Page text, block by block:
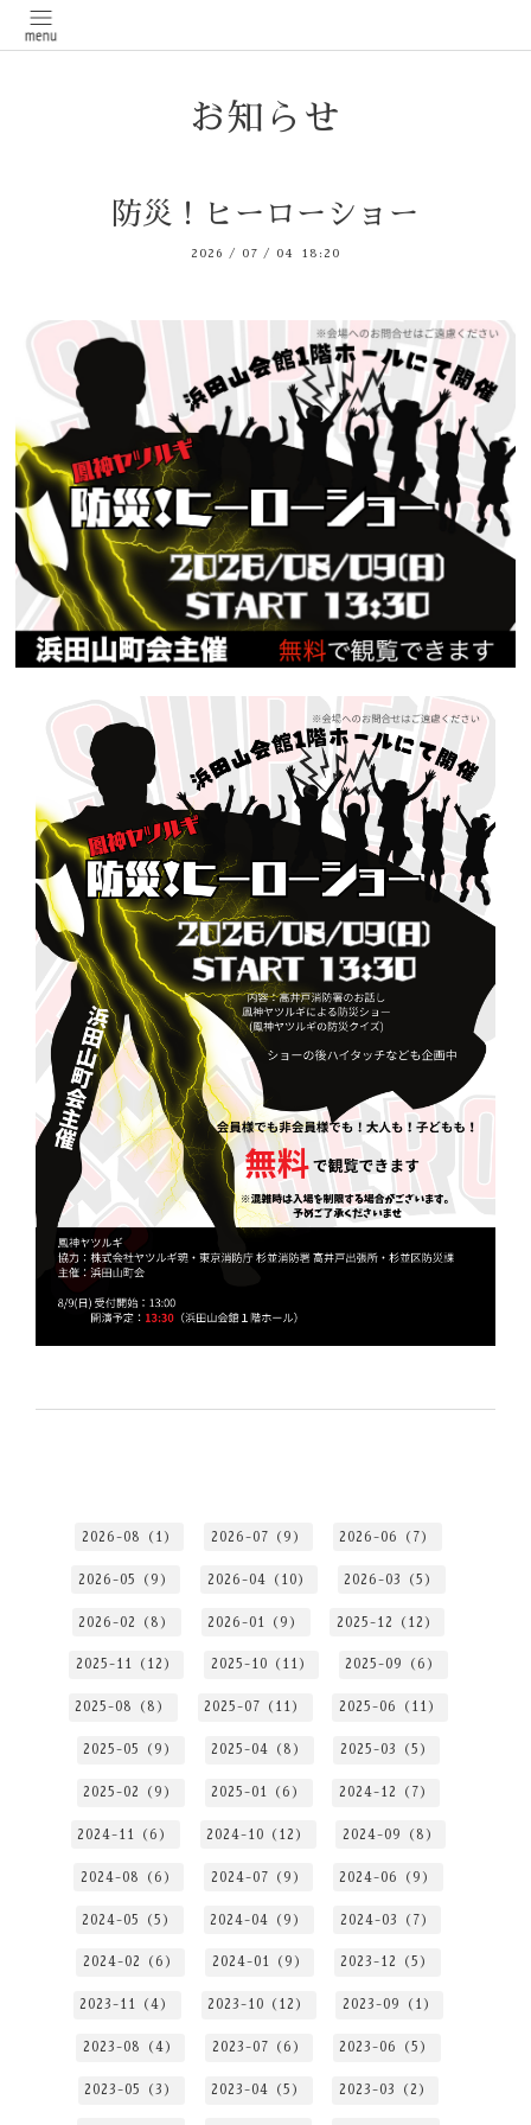
お知らせ
防災！ヒーローショー
2026 / 07 / 04 18:20
2026-08（1） 2026-07（9） 2026-06（7）
2026-05（9） 2026-04（10） 2026-03（5）
2026-02（8） 2026-01（9） 2025-12（12）
2025-11（12） 2025-10（11） 2025-09（6）
2025-08（8） 2025-07（11） 2025-06（11）
2025-05（9） 2025-04（8） 2025-03（5）
2025-02（9） 2025-01（6） 2024-12（7）
2024-11（6） 2024-10（12） 2024-09（8）
2024-08（6） 2024-07（9） 2024-06（9）
2024-05（5） 2024-04（9） 2024-03（7）
2024-02（6） 2024-01（9） 2023-12（5）
2023-11（4） 2023-10（12） 2023-09（1）
2023-08（4） 2023-07（6） 2023-06（5）
2023-05（3） 2023-04（5） 2023-03（2）